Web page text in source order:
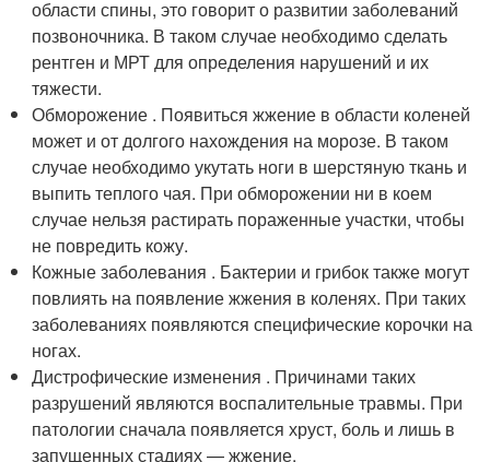
области спины, это говорит о развитии заболеваний
позвоночника. В таком случае необходимо сделать
рентген и МРТ для определения нарушений и их
тяжести.
Обморожение . Появиться жжение в области коленей
может и от долгого нахождения на морозе. В таком
случае необходимо укутать ноги в шерстяную ткань и
выпить теплого чая. При обморожении ни в коем
случае нельзя растирать пораженные участки, чтобы
не повредить кожу.
Кожные заболевания . Бактерии и грибок также могут
повлиять на появление жжения в коленях. При таких
заболеваниях появляются специфические корочки на
ногах.
Дистрофические изменения . Причинами таких
разрушений являются воспалительные травмы. При
патологии сначала появляется хруст, боль и лишь в
запущенных стадиях — жжение.